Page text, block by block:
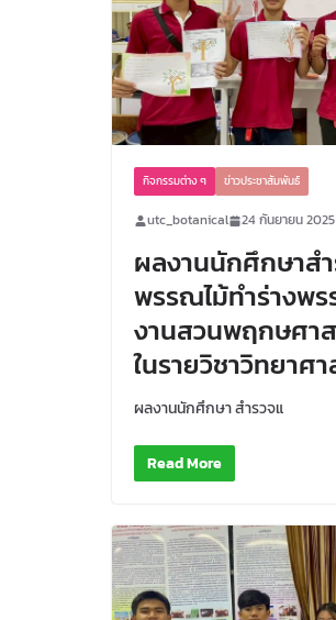
กิจกรรมต่าง ๆ ข่าวประชาสัมพันธ์
utc_botanical 24 กันยายน 2025
ผลงานนักศึกษาส
พรรณไม้ทำร่างพ
งานสวนพฤกษศาส
ในรายวิชาวิทยาศ
ผลงานนักศึกษา สำรวจแ
Read More